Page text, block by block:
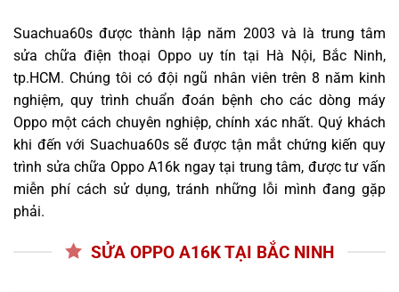
Suachua60s được thành lập năm 2003 và là trung tâm
sửa chữa điện thoại Oppo uy tín tại Hà Nội, Bắc Ninh,
tp.HCM. Chúng tôi có đội ngũ nhân viên trên 8 năm kinh
nghiệm, quy trình chuẩn đoán bệnh cho các dòng máy
Oppo một cách chuyên nghiệp, chính xác nhất. Quý khách
khi đến với Suachua60s sẽ được tận mắt chứng kiến quy
trình sửa chữa Oppo A16k ngay tại trung tâm, được tư vấn
miễn phí cách sử dụng, tránh những lỗi mình đang gặp
phải.
SỬA OPPO A16K TẠI BẮC NINH